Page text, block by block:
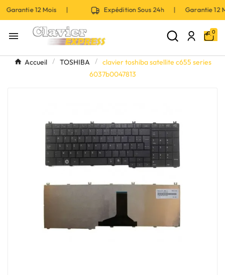
12 Mois | Expédition Sous 24h | Garantie
 0
Accueil TOSHIBA
clavier toshiba satellite c655 series
6037b0047813